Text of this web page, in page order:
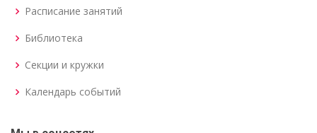
Расписание занятий
Библиотека
Секции и кружки
Календарь событий